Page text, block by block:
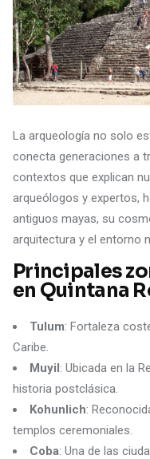
La arqueología no solo
conecta generaciones a
contextos que explican
arqueólogos y expertos,
antiguos mayas, su
arquitectura y el entorno
Principales
en Quintana
Tulum: Fortaleza
Caribe.
Muyil: Ubicada en la
historia postclásica.
Kohunlich:
templos ceremoniales.
Coba: Una de las